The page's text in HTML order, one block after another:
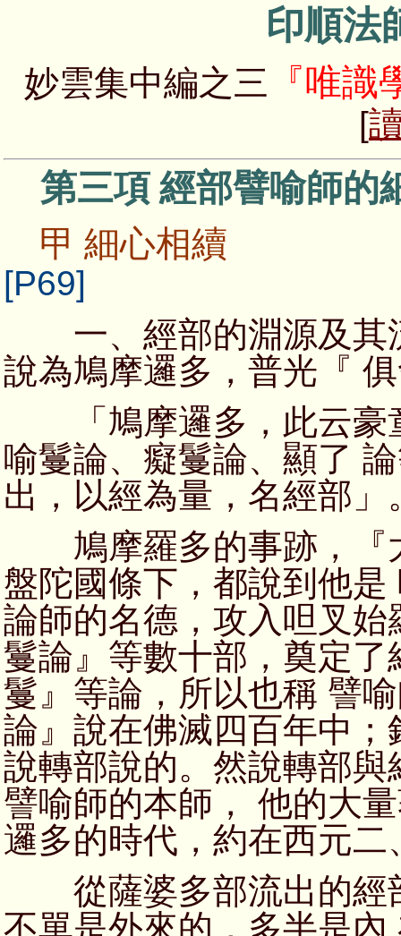
印順法
妙雲集中編之三 『唯識
[
第三項 經部譬喻師的
甲 細心相續
[P69]
一、經部的淵源及其
說為鳩摩邏多，普光『
「鳩摩邏多，此云豪
喻鬘論、癡鬘論、顯了
出，以經為量，名經部」
鳩摩羅多的事跡，『
盤陀國條下，都說到他
論師的名德，攻入呾叉
鬘論』等數十部，奠定
鬘』等論，所以也稱 譬
論』說在佛滅四百年中
說轉部說的。然說轉部
譬喻師的本師， 他的大
邏多的時代，約在西元二
從薩婆多部流出的經
不單是外來的，多半是